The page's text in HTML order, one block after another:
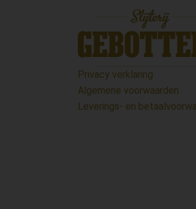
Privacy verklaring
Algemene voorwaarden
Leverings- en